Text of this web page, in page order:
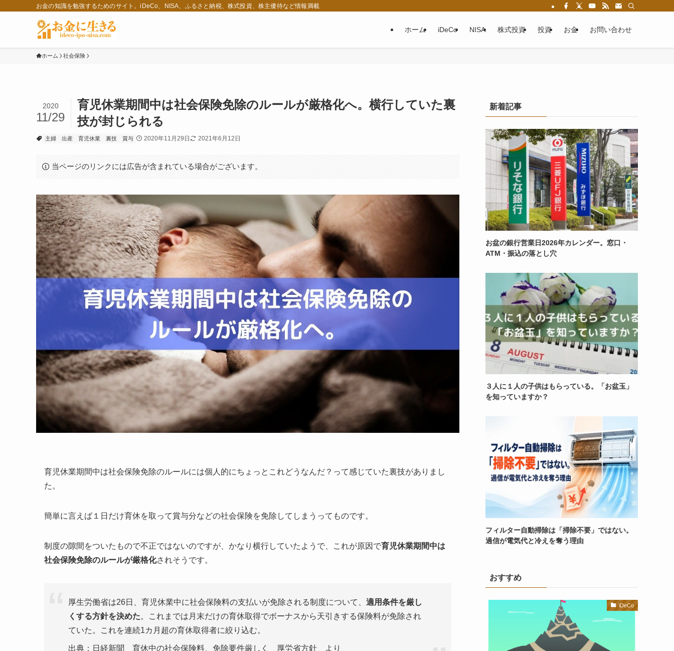
お金の知識を勉強するためのサイト。iDeCo、NISA、ふるさと納税、株式投資、株主優待など情報満載
ホーム iDeCo NISA 株式投資 投資 お金 お問い合わせ
ホーム 社会保険
育児休業期間中は社会保険免除のルールが厳格化へ。横行していた裏
技が封じられる
2020
11/29
主婦 出産 育児休業 裏技 賞与 2020年11月29日 2021年6月12日
当ページのリンクには広告が含まれている場合がございます。
育児休業期間中は社会保険免除のルールには個人的にちょっとこれどうなんだ？って感じていた裏技がありまし
た。
簡単に言えば１日だけ育休を取って賞与分などの社会保険を免除してしまうってものです。
制度の隙間をついたもので不正ではないのですが、かなり横行していたようで、これが原因で育児休業期間中は
社会保険免除のルールが厳格化されそうです。
厚生労働省は26日、育児休業中に社会保険料の支払いが免除される制度について、 適用条件を厳し
くする方針を決めた。これまでは月末だけの育休取得でボーナスから天引きする保険料が免除され
ていた。これを連続1カ月超の育休取得者に絞り込む。
出典：日経新聞 育休中の社会保険料、免除要件厳しく 厚労省方針 より
新着記事
お盆の銀行営業日2026年カレンダー。窓口・
ATM・振込の落とし穴
３人に１人の子供はもらっている。「お盆玉」
を知っていますか？
フィルター自動掃除は「掃除不要」ではない。
過信が電気代と冷えを奪う理由
おすすめ
iDeCo